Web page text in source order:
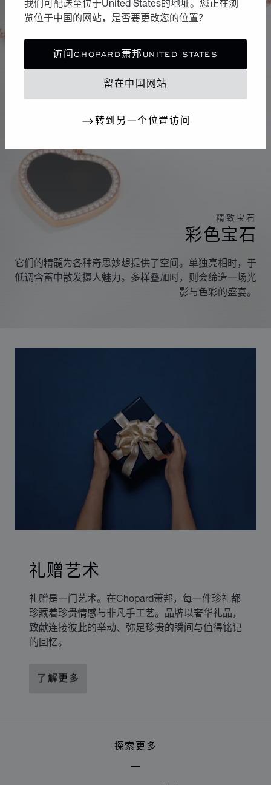
我们可配送至位于United States的地址。您正在浏
览位于中国的网站，是否要更改您的位置？
访问CHOPARD萧邦UNITED STATES
留在中国网站
转到另一个位置访问
精致宝石
彩色宝石
它们的精髓为各种奇思妙想提供了空间。单独亮相时，于
低调含蓄中散发摄人魅力。多样叠加时，则会缔造一场光
影与色彩的盛宴。
礼赠艺术
礼赠是一门艺术。在Chopard萧邦，每一件珍礼都
珍藏着珍贵情感与非凡手工艺。品牌以奢华礼品，
致献连接彼此的举动、弥足珍贵的瞬间与值得铭记
的回忆。
了解更多
探索更多